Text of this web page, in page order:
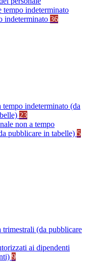
tempo indeterminato
indeterminato 36
tempo indeterminato (da
23
non a tempo
pubblicare in tabelle) 5
trimestrali (da pubblicare
ai dipendenti
9